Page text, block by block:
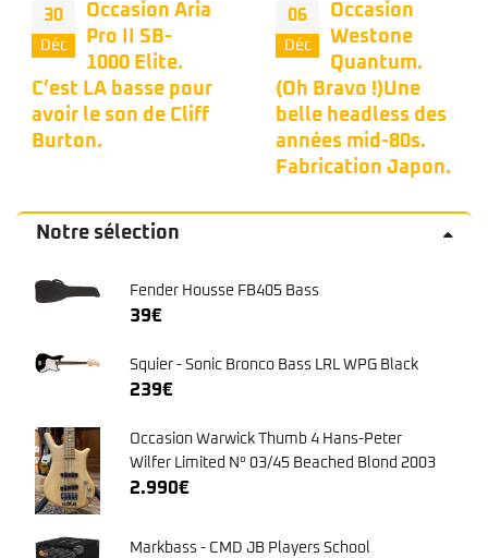
Déc
Occasion
Westone
Quantum.
(Oh Bravo !)Une
belle headless des
années mid-80s.
Déc
Nous vous
proposons
une belle
occasion Musicman
Bongo 4h dans une
couleur bleu peu
commune. 🦅
Notre sélection
Fender Housse FB405 Bass
39€
Squier - Sonic Bronco Bass LRL WPG Black
239€
Occasion Warwick Thumb 4 Hans-Peter
Wilfer Limited N° 03/45 Beached Blond 2003
2.990€
Markbass - CMD JB Players School